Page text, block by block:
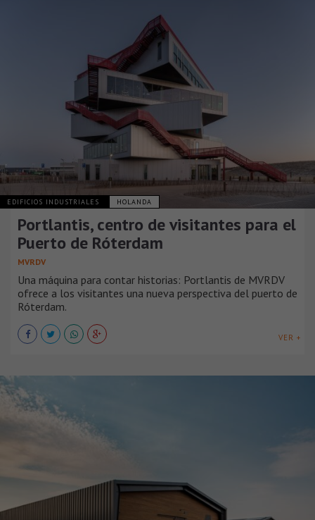
EDIFICIOS INDUSTRIALES HOLANDA
Portlantis, centro de visitantes para el
Puerto de Róterdam
MVRDV
Una máquina para contar historias: Portlantis de MVRDV
ofrece a los visitantes una nueva perspectiva del puerto de
Róterdam.
VER +